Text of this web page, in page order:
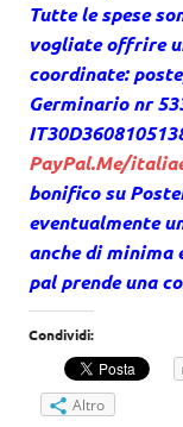
Tutte le spese
vogliate offrire
coordinate:
Germinario nr
PayPal.Me/
bonifico su
eventualmente
anche di minima
pal prende una
Condividi:
Altro